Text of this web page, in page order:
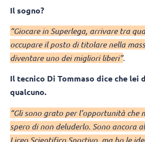
Il sogno?
“Giocare in Superlega, arrivare tra
occupare il posto di titolare nella
diventare uno dei migliori liberi”.
Il tecnico Di Tommaso dice che lei
qualcuno.
“Gli sono grato per l’opportunità che
spero di non deluderlo. Sono ancora
Liceo Scientifico Sportivo, ma ho le